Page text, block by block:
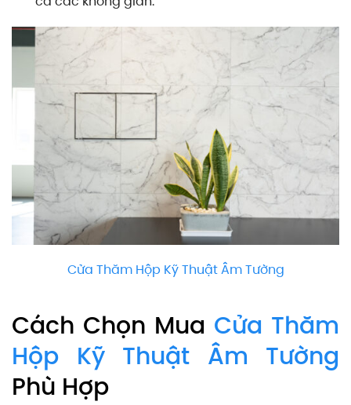
Cửa Thăm Hộp Kỹ Thuật Âm Tường
Cách Chọn Mua Cửa Thăm
Hộp Kỹ Thuật Âm Tường
Phù Hợp